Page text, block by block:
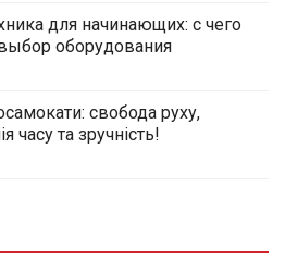
для начинающих: с чего
оборудования
свобода руху,
часу та зручність!